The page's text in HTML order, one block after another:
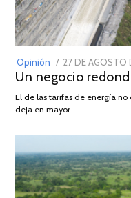
Opinión
POSTED
ON
27 DE AGOSTO
Un negocio
El de las tarifas de energía
deja en mayor …